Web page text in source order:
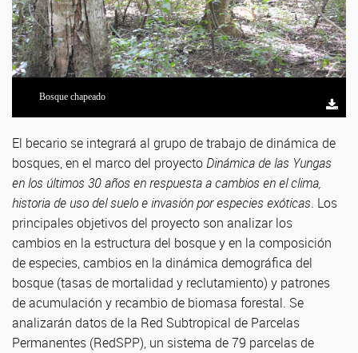
Bosque chapeado
El becario se integrará al grupo de trabajo de dinámica de
bosques, en el marco del proyectoDinámica de las Yungas
en los últimos 30 años en respuesta a cambios en el clima,
historia de uso del suelo e invasión por especies exóticas. Los
principales objetivos del proyecto son analizar los
cambios en la estructura del bosque y en la composición
de especies, cambios en la dinámica demográfica del
bosque (tasas de mortalidad y reclutamiento) y patrones
de acumulación y recambio de biomasa forestal. Se
analizarán datos de la Red Subtropical de Parcelas
Permanentes (RedSPP), un sistema de 79 parcelas de